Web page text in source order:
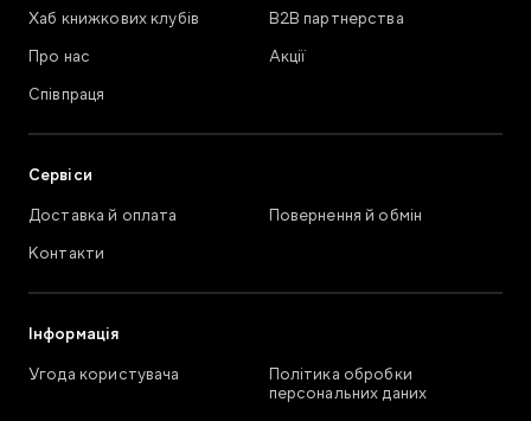
Хаб книжкових клубів
В2В партнерства
Про нас
Акції
Співпраця
Сервіси
Доставка й оплата
Повернення й обмін
Контакти
Інформація
Угода користувача
Політика обробки
персональних даних